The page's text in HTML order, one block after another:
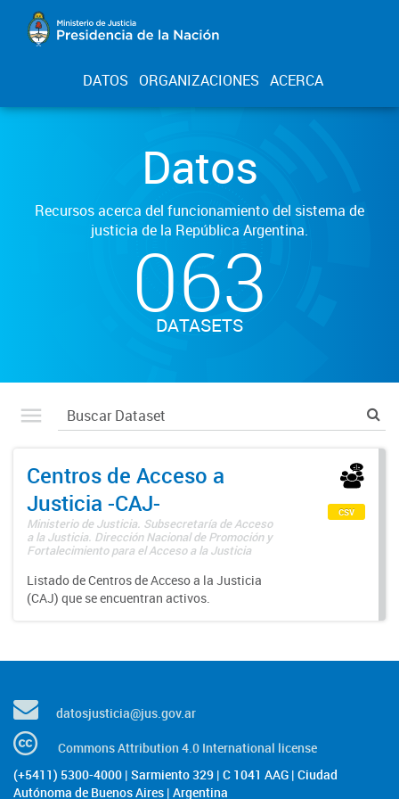
DATOS ORGANIZACIONES ACERCA
Datos
Recursos acerca del funcionamiento del sistema de
justicia de la República Argentina.
063
DATASETS
Centros de Acceso a
Justicia -CAJ-
Ministerio de Justicia. Subsecretaría de Acceso
a la Justicia. Dirección Nacional de Promoción y
Fortalecimiento para el Acceso a la Justicia
Listado de Centros de Acceso a la Justicia
(CAJ) que se encuentran activos.
csv
datosjusticia@jus.gov.ar
Commons Attribution 4.0 International license
(+5411) 5300-4000 | Sarmiento 329 | C 1041 AAG | Ciudad
Autónoma de Buenos Aires | Argentina